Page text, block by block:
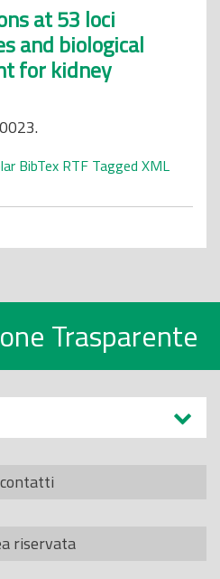
at 53 loci
and biological
for kidney
BibTex RTF Tagged XML
Trasparente
contatti
riservata